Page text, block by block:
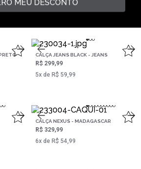
CALÇA JEANS BLACK - JEANS
R$ 299,99
5‌x de R$ 59,99
CALÇA NEXUS - MADAGASCAR
R$ 329,99
6‌x de R$ 54,99
MEU DESCONTO